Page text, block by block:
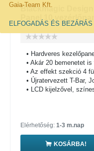
Gaia-Team Kft.
ELFOGADÁS ÉS BEZÁRÁS
Blackmagic Design
Panel 10
• Hardveres
• Akár 20 bemenetet is
• Az effekt szekció 4
• Újratervezett T-Bar,
• LCD kijelzővel,
Elérhetőség: 1-3 m.nap
KOSÁRBA!